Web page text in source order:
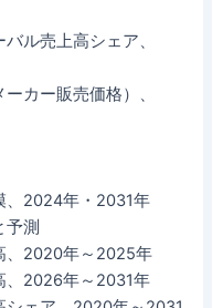
ル売上高シェア、
カー販売価格）、
、2024年・2031年
予測
2020年～2025年
2026年～2031年